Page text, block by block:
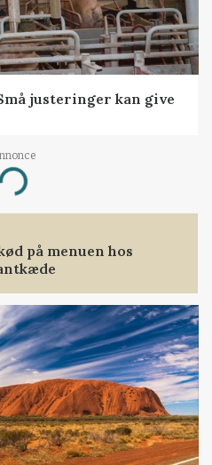
justeringer kan give
Loading...
på menuen hos